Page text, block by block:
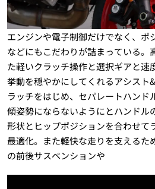
エンジンや電子制御だけでなく、ポ
などにもこだわりが詰まっている。
た軽いクラッチ操作と選択ギアと速
挙動を穏やかにしてくれるアシスト
ラッチをはじめ、セパレートハンド
傾姿勢にならないようにとハンドル
形状とヒップポジションを合わせて
最適化。また軽快な走りを支えるた
の前後サスペンションや